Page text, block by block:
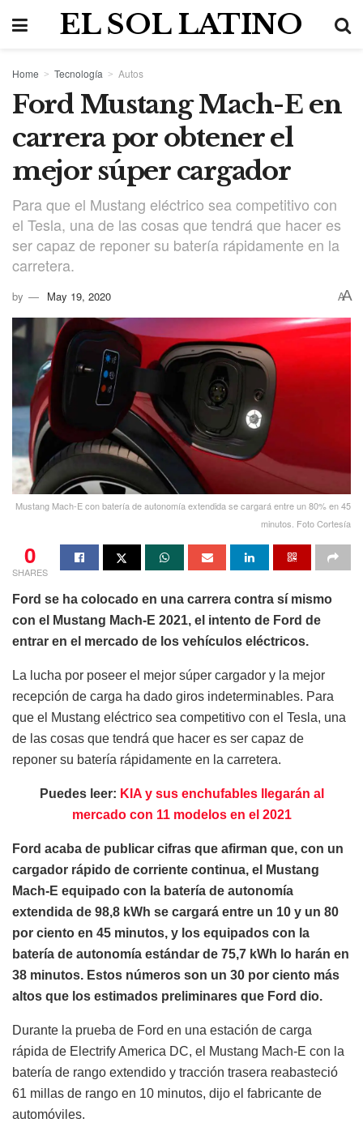
EL SOL LATINO
Home Tecnología Autos
Ford Mustang Mach-E en
carrera por obtener el
mejor súper cargador
Para que el Mustang eléctrico sea competitivo con
el Tesla, una de las cosas que tendrá que hacer es
ser capaz de reponer su batería rápidamente en la
carretera.
by May 19, 2020 AA
Mustang Mach-E con batería de autonomía extendida se cargará entre un 80% en 45
minutos. Foto Cortesía
0
SHARES
Ford se ha colocado en una carrera contra sí mismo
con el Mustang Mach-E 2021, el intento de Ford de
entrar en el mercado de los vehículos eléctricos.
La lucha por poseer el mejor súper cargador y la mejor
recepción de carga ha dado giros indeterminables. Para
que el Mustang eléctrico sea competitivo con el Tesla, una
de las cosas que tendrá que hacer es ser capaz de
reponer su batería rápidamente en la carretera.
Puedes leer: KIA y sus enchufables llegarán al
mercado con 11 modelos en el 2021
Ford acaba de publicar cifras que afirman que, con un
cargador rápido de corriente continua, el Mustang
Mach-E equipado con la batería de autonomía
extendida de 98,8 kWh se cargará entre un 10 y un 80
por ciento en 45 minutos, y los equipados con la
batería de autonomía estándar de 75,7 kWh lo harán en
38 minutos. Estos números son un 30 por ciento más
altos que los estimados preliminares que Ford dio.
Durante la prueba de Ford en una estación de carga
rápida de Electrify America DC, el Mustang Mach-E con la
batería de rango extendido y tracción trasera reabasteció
61 millas de rango en 10 minutos, dijo el fabricante de
automóviles.